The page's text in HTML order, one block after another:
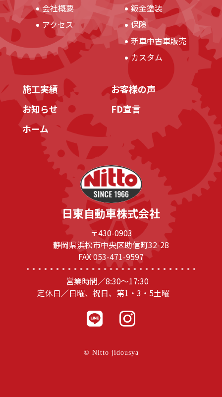
日東自動車株式会社
〒430-0903
静岡県浜松市中央区助信町32-28
FAX 053-471-9597
営業時間／8:30～17:30
定休日／日曜、祝日、第1・3・5土曜
会社概要
アクセス
鈑金塗装
保険
新車中古車販売
カスタム
施工実績
お客様の声
お知らせ
FD宣言
ホーム
© Nitto jidousya